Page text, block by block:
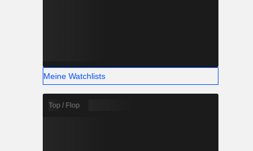
Meine Watchlists
Top / Flop